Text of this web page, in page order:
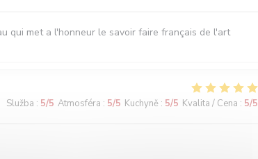
qui met a l'honneur le savoir faire français de l'art
Služba : 5/5 Atmosféra : 5/5 Kuchyně : 5/5 Kvalita / Cena : 5/5